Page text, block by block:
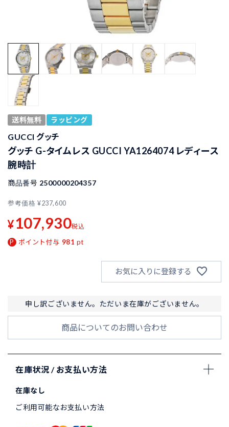
送料無料 ラッピング
GUCCI グッチ
グッチ G-タイムレス GUCCI YA1264074 レディース
腕時計
商品番号 2500000204357
参考価格 ¥237,600
¥107,930税込
ポイント付与 981 pt
お気に入りに登録する
申し訳ございません。ただいま在庫がございません。
商品についてのお問い合わせ
在庫状況 / お支払い方法
在庫なし
ご利用可能なお支払い方法